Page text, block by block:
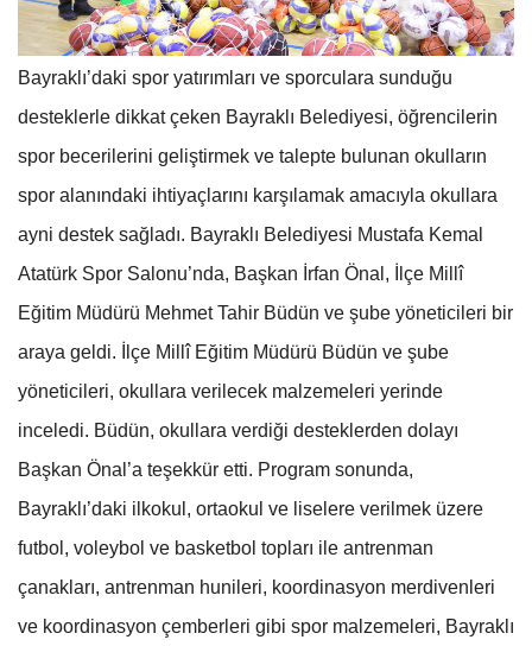
Bayraklı’daki spor yatırımları ve sporculara sunduğu
desteklerle dikkat çeken Bayraklı Belediyesi, öğrencilerin
spor becerilerini geliştirmek ve talepte bulunan okulların
spor alanındaki ihtiyaçlarını karşılamak amacıyla okullara
ayni destek sağladı. Bayraklı Belediyesi Mustafa Kemal
Atatürk Spor Salonu’nda, Başkan İrfan Önal, İlçe Millî
Eğitim Müdürü Mehmet Tahir Büdün ve şube yöneticileri bir
araya geldi. İlçe Millî Eğitim Müdürü Büdün ve şube
yöneticileri, okullara verilecek malzemeleri yerinde
inceledi. Büdün, okullara verdiği desteklerden dolayı
Başkan Önal’a teşekkür etti. Program sonunda,
Bayraklı’daki ilkokul, ortaokul ve liselere verilmek üzere
futbol, voleybol ve basketbol topları ile antrenman
çanakları, antrenman hunileri, koordinasyon merdivenleri
ve koordinasyon çemberleri gibi spor malzemeleri, Bayraklı